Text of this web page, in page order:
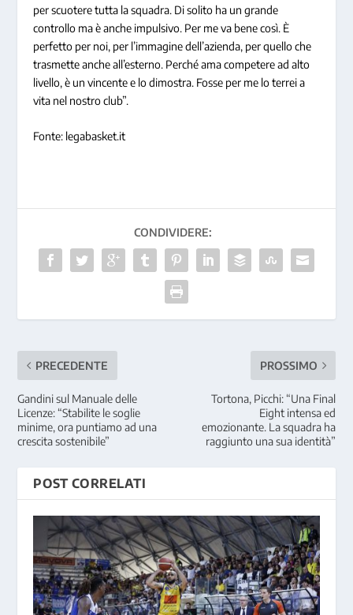
per scuotere tutta la squadra. Di solito ha un grande
controllo ma è anche impulsivo. Per me va bene così. È
perfetto per noi, per l’immagine dell’azienda, per quello che
trasmette anche all’esterno. Perché ama competere ad alto
livello, è un vincente e lo dimostra. Fosse per me lo terrei a
vita nel nostro club”.
Fonte: legabasket.it
CONDIVIDERE:
PRECEDENTE
Gandini sul Manuale delle
Licenze: “Stabilite le soglie
minime, ora puntiamo ad una
crescita sostenibile”
PROSSIMO
Tortona, Picchi: “Una Final
Eight intensa ed
emozionante. La squadra ha
raggiunto una sua identità”
POST CORRELATI